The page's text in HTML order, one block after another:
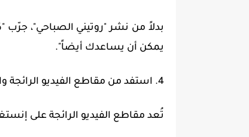
يمكن أن يساعدك أيضاً".
4. استفد من مقاطع الفيديو الرائجة والاتجاهات
تُعد مقاطع الفيديو الرائجة على